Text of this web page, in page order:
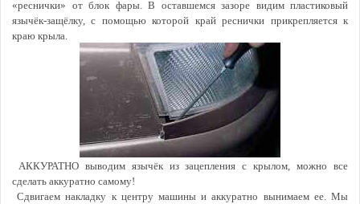
«реснички» от блок фары. В оставшемся зазоре видим плаcтиковый
язычёк-защёлку, с помощью которой край реснички прикрепляется к
краю крыла.
АККУРАТНО выводим язычёк из зацепления с крылом, можно все
сделать аккуратно самому!
Сдвигаем накладку к центру машины и аккуратно вынимаем ее. Мы